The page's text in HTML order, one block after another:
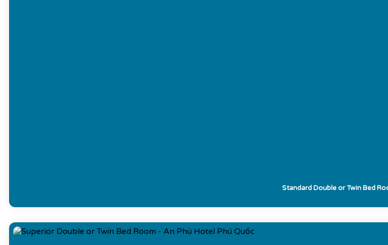
Standard Double or Twin Bed